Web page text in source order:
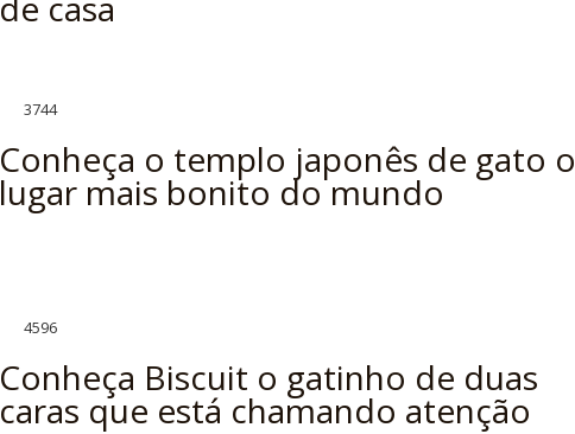
3744
Conheça o templo japonês de gato o
lugar mais bonito do mundo
4596
Conheça Biscuit o gatinho de duas
caras que está chamando atenção